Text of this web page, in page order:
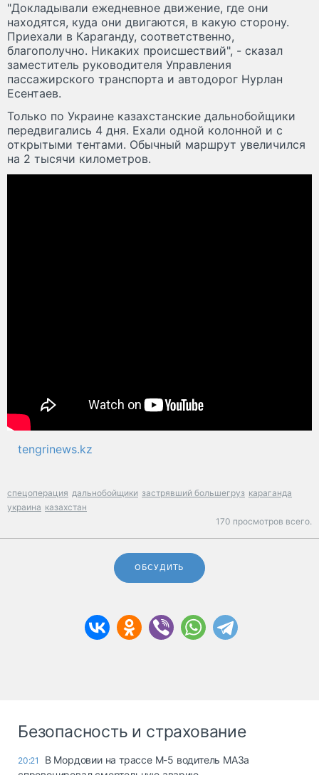
"Докладывали ежедневное движение, где они
находятся, куда они двигаются, в какую сторону.
Приехали в Караганду, соответственно,
благополучно. Никаких происшествий", - сказал
заместитель руководителя Управления
пассажирского транспорта и автодорог Нурлан
Есентаев.
Только по Украине казахстанские дальнобойщики
передвигались 4 дня. Ехали одной колонной и с
открытыми тентами. Обычный маршрут увеличился
на 2 тысячи километров.
tengrinews.kz
спецоперация дальнобойщики застрявший большегруз караганда
украина казахстан
170 просмотров всего.
ОБСУДИТЬ
Безопасность и страхование
20:21
В Мордовии на трассе М-5 водитель МАЗа